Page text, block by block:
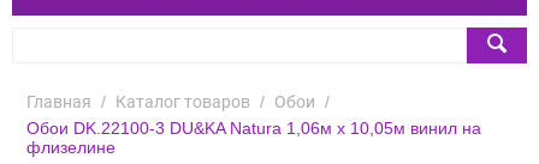
Главная / Каталог товаров / Обои /
Обои DK.22100-3 DU&KA Natura 1,06м х 10,05м винил на
флизелине